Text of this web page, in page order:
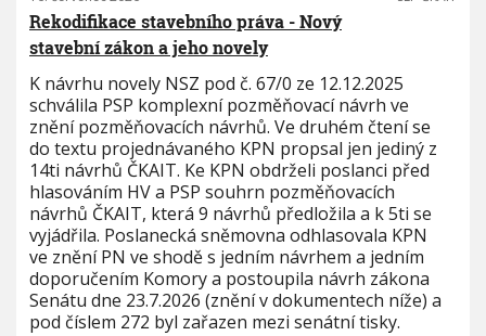
Rekodifikace stavebního práva - Nový
stavební zákon a jeho novely
K návrhu novely NSZ pod č. 67/0 ze 12.12.2025
schválila PSP komplexní pozměňovací návrh ve
znění pozměňovacích návrhů. Ve druhém čtení se
do textu projednávaného KPN propsal jen jediný z
14ti návrhů ČKAIT. Ke KPN obdrželi poslanci před
hlasováním HV a PSP souhrn pozměňovacích
návrhů ČKAIT, která 9 návrhů předložila a k 5ti se
vyjádřila. Poslanecká sněmovna odhlasovala KPN
ve znění PN ve shodě s jedním návrhem a jedním
doporučením Komory a postoupila návrh zákona
Senátu dne 23.7.2026 (znění v dokumentech níže) a
pod číslem 272 byl zařazen mezi senátní tisky.